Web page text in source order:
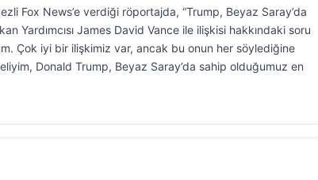
Fox News’e verdiği röportajda, “Trump, Beyaz Saray’da
Yardımcısı James David Vance ile ilişkisi hakkındaki soru
Çok iyi bir ilişkimiz var, ancak bu onun her söylediğine
Donald Trump, Beyaz Saray’da sahip olduğumuz en